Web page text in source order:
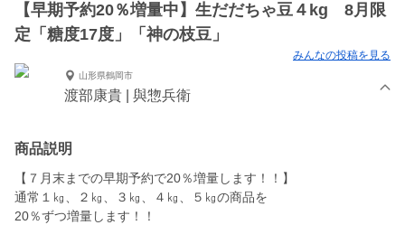
【早期予約20％増量中】生だだちゃ豆４kg 8月限
定「糖度17度」「神の枝豆」
みんなの投稿を見る
山形県鶴岡市
渡部康貴 | 與惣兵衛
商品説明
【７月末までの早期予約で20％増量します！！】
通常１㎏、２㎏、３㎏、４㎏、５㎏の商品を
20％ずつ増量します！！